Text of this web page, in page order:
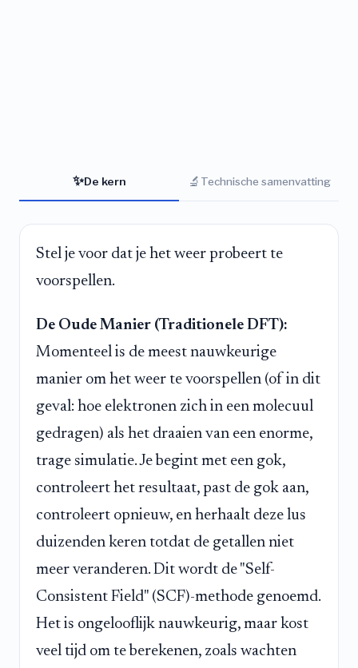
✨De kern 🔬 Technische samenvatting
Stel je voor dat je het weer probeert te
voorspellen.
De Oude Manier (Traditionele DFT):
Momenteel is de meest nauwkeurige
manier om het weer te voorspellen (of in dit
geval: hoe elektronen zich in een molecuul
gedragen) als het draaien van een enorme,
trage simulatie. Je begint met een gok,
controleert het resultaat, past de gok aan,
controleert opnieuw, en herhaalt deze lus
duizenden keren totdat de getallen niet
meer veranderen. Dit wordt de "Self-
Consistent Field" (SCF)-methode genoemd.
Het is ongelooflijk nauwkeurig, maar kost
veel tijd om te berekenen, zoals wachten